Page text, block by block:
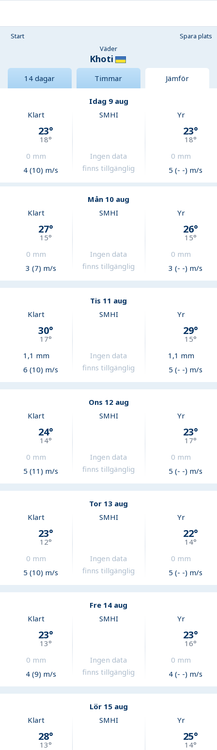
Start
Spara plats
Väder
Khoti
14 dagar Timmar Jämför
Idag 9 aug
Klart
23°
18°
0 mm
4 (10) m/s
SMHI
Ingen data
finns tillgänglig
Yr
23°
18°
0 mm
5 (- -) m/s
Mån 10 aug
Klart
27°
15°
0 mm
3 (7) m/s
SMHI
Ingen data
finns tillgänglig
Yr
26°
15°
0 mm
3 (- -) m/s
Tis 11 aug
Klart
30°
17°
1,1 mm
6 (10) m/s
SMHI
Ingen data
finns tillgänglig
Yr
29°
15°
1,1 mm
5 (- -) m/s
Ons 12 aug
Klart
24°
14°
0 mm
5 (11) m/s
SMHI
Ingen data
finns tillgänglig
Yr
23°
17°
0 mm
5 (- -) m/s
Tor 13 aug
Klart
23°
12°
0 mm
5 (10) m/s
SMHI
Ingen data
finns tillgänglig
Yr
22°
14°
0 mm
5 (- -) m/s
Fre 14 aug
Klart
23°
13°
0 mm
4 (9) m/s
SMHI
Ingen data
finns tillgänglig
Yr
23°
16°
0 mm
4 (- -) m/s
Lör 15 aug
Klart
28°
13°
SMHI Yr
25°
14°